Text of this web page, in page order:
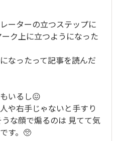
ーターの立つステップに
ク上に立つようになった
なったって記事を読んだ
いるし😖
や右手じゃないと手すり
な顔で煽るのは 見てて気
す。🥺